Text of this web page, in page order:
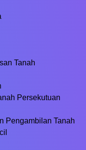
Tanah
Persekutuan
Pengambilan Tanah